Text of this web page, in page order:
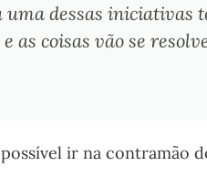
uma dessas iniciativas
as coisas vão se
ir na contramão